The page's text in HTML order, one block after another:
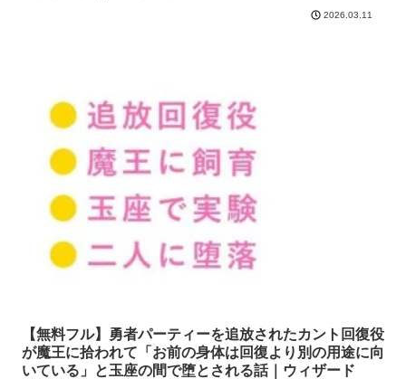
2026.03.11
【無料フル】勇者パーティーを追放されたカント回復役
が魔王に拾われて「お前の身体は回復より別の用途に向
いている」と玉座の間で堕とされる話｜ウィザード